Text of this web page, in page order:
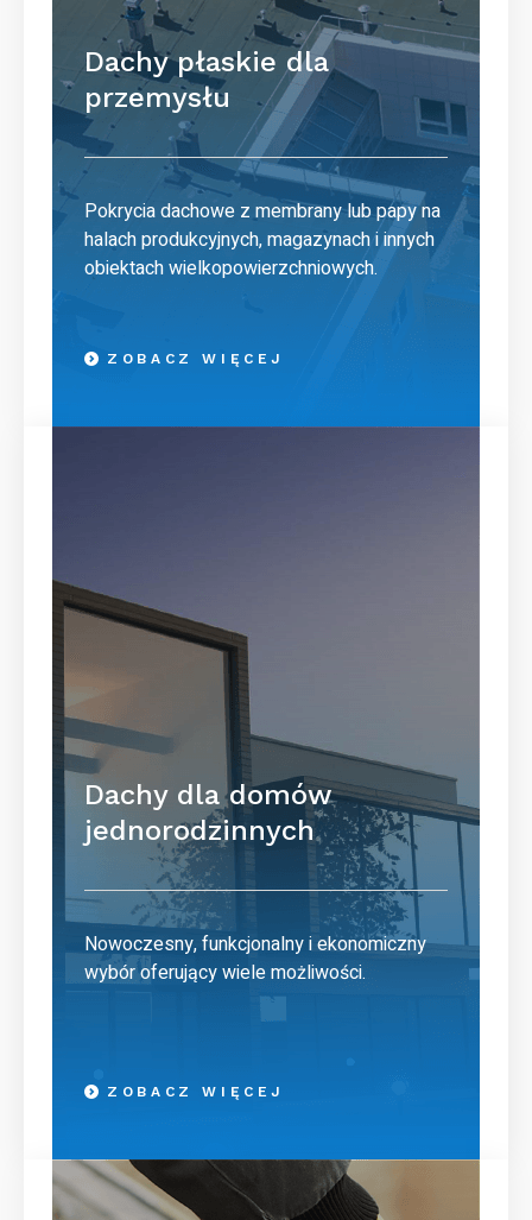
Dachy płaskie dla
przemysłu
Pokrycia dachowe z membrany lub papy na
halach produkcyjnych, magazynach i innych
obiektach wielkopowierzchniowych.
ZOBACZ WIĘCEJ
Dachy dla domów
jednorodzinnych
Nowoczesny, funkcjonalny i ekonomiczny
wybór oferujący wiele możliwości.
ZOBACZ WIĘCEJ